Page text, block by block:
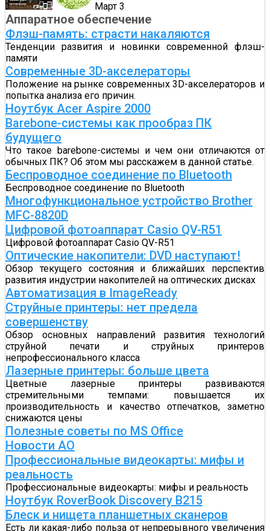
Март 3
Аппаратное обеспечение
Флэш-память: страсти накаляются
Тенденции развития и новинки современной флэш-
памяти
Современные 3D-акселераторы
Положение на рынке современных 3D-акселераторов и
попытка анализа его причин.
Ноутбук Acer Aspire 2000
Barebone-системы как прообраз ПК
будущего
Что такое barebone-системы и чем они отличаются от
обычных ПК? Об этом мы расскажем в данной статье.
Беспроводное соединение по Bluetooth
Беспроводное соединение по Bluetooth
Многофункциональное устройство Brother
MFC-8820D
Цифровой фотоаппарат Casio QV-R51
Цифровой фотоаппарат Casio QV-R51
Оптические накопители: DVD наступают!
Обзор текущего состояния и ближайших перспектив
развития индустрии накопителей на оптических дисках
Автоматизация в ImageReady
Струйные принтеры: нет предела
совершенству
Обзор основных направлений развития технологий
струйной печати и струйных принтеров
непрофессионального класса
Лазерные принтеры: больше цвета
Цветные лазерные принтеры развиваются
стремительными темпами: повышается их
производительность и качество отпечатков, заметно
снижаются цены
Полезные советы по MS Office
Новости АО
Профессиональные видеокарты: мифы и
реальность
Профессиональные видеокарты: мифы и реальность
Ноутбук RoverBook Discovery B215
Блеск и нищета планшетных сканеров
Есть ли какая-либо польза от непрерывного увеличения